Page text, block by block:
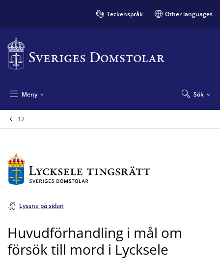
Teckenspråk Other languages
Sök
Meny
12
Lyssna på sidan
Huvudförhandling i mål om
försök till mord i Lycksele